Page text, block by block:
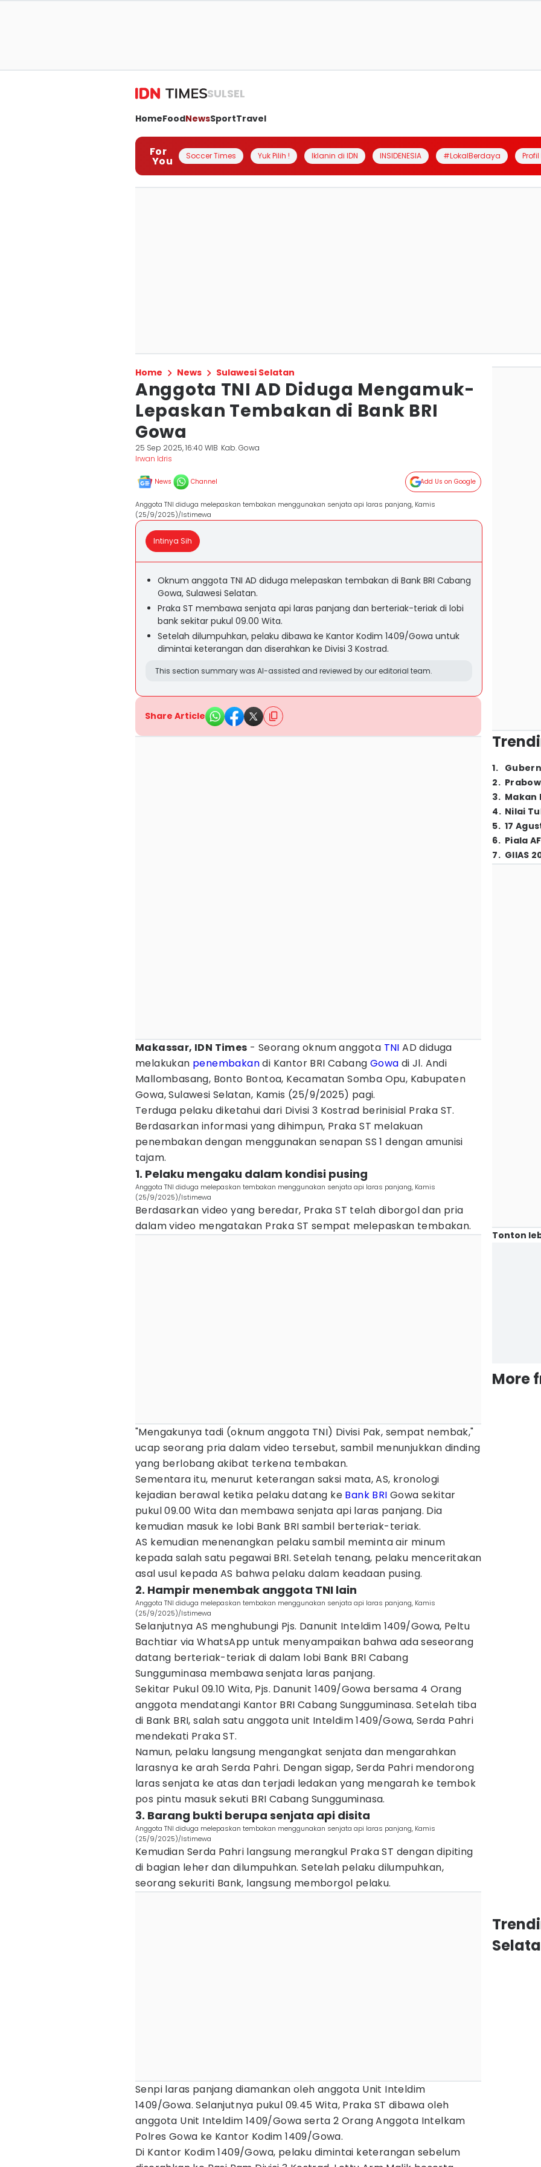
SULSEL
HomeFoodNewsSportTravel
For
You Soccer Times Yuk Pilih ! Iklanin di IDN INSIDENESIA #LokalBerdaya
Home News Sulawesi Selatan
Anggota TNI AD Diduga Mengamuk-
Lepaskan Tembakan di Bank BRI
Gowa
25 Sep 2025, 16:40 WIB Kab. Gowa
Irwan Idris
News Channel Add Us on Google
Anggota TNI diduga melepaskan tembakan menggunakan senjata api laras panjang, Kamis
(25/9/2025)/Istimewa
Intinya Sih
Oknum anggota TNI AD diduga melepaskan tembakan di Bank BRI Cabang
Gowa, Sulawesi Selatan.
Praka ST membawa senjata api laras panjang dan berteriak-teriak di lobi
bank sekitar pukul 09.00 Wita.
Setelah dilumpuhkan, pelaku dibawa ke Kantor Kodim 1409/Gowa untuk
dimintai keterangan dan diserahkan ke Divisi 3 Kostrad.
This section summary was AI-assisted and reviewed by our editorial team.
Share Article
Makassar, IDN Times - Seorang oknum anggota TNI AD diduga
melakukan penembakandi Kantor BRI Cabang Gowa di Jl. Andi
Mallombasang, Bonto Bontoa, Kecamatan Somba Opu, Kabupaten
Gowa, Sulawesi Selatan, Kamis (25/9/2025) pagi.
Terduga pelaku diketahui dari Divisi 3 Kostrad berinisial Praka ST.
Berdasarkan informasi yang dihimpun, Praka ST melakuan
penembakan dengan menggunakan senapan SS 1 dengan amunisi
tajam.
1. Pelaku mengaku dalam kondisi pusing
Anggota TNI diduga melepaskan tembakan menggunakan senjata api laras panjang, Kamis
(25/9/2025)/Istimewa
Berdasarkan video yang beredar, Praka ST telah diborgol dan pria
dalam video mengatakan Praka ST sempat melepaskan tembakan.
"Mengakunya tadi (oknum anggota TNI) Divisi Pak, sempat nembak,"
ucap seorang pria dalam video tersebut, sambil menunjukkan dinding
yang berlobang akibat terkena tembakan.
Sementara itu, menurut keterangan saksi mata, AS, kronologi
kejadian berawal ketika pelaku datang ke Bank BRI Gowa sekitar
pukul 09.00 Wita dan membawa senjata api laras panjang. Dia
kemudian masuk ke lobi Bank BRI sambil berteriak-teriak.
AS kemudian menenangkan pelaku sambil meminta air minum
kepada salah satu pegawai BRI. Setelah tenang, pelaku menceritakan
asal usul kepada AS bahwa pelaku dalam keadaan pusing.
2. Hampir menembak anggota TNI lain
Anggota TNI diduga melepaskan tembakan menggunakan senjata api laras panjang, Kamis
(25/9/2025)/Istimewa
Selanjutnya AS menghubungi Pjs. Danunit Inteldim 1409/Gowa, Peltu
Bachtiar via WhatsApp untuk menyampaikan bahwa ada seseorang
datang berteriak-teriak di dalam lobi Bank BRI Cabang
Sungguminasa membawa senjata laras panjang.
Sekitar Pukul 09.10 Wita, Pjs. Danunit 1409/Gowa bersama 4 Orang
anggota mendatangi Kantor BRI Cabang Sungguminasa. Setelah tiba
di Bank BRI, salah satu anggota unit Inteldim 1409/Gowa, Serda Pahri
mendekati Praka ST.
Namun, pelaku langsung mengangkat senjata dan mengarahkan
larasnya ke arah Serda Pahri. Dengan sigap, Serda Pahri mendorong
laras senjata ke atas dan terjadi ledakan yang mengarah ke tembok
pos pintu masuk sekuti BRI Cabang Sungguminasa.
3. Barang bukti berupa senjata api disita
Anggota TNI diduga melepaskan tembakan menggunakan senjata api laras panjang, Kamis
(25/9/2025)/Istimewa
Kemudian Serda Pahri langsung merangkul Praka ST dengan dipiting
di bagian leher dan dilumpuhkan. Setelah pelaku dilumpuhkan,
seorang sekuriti Bank, langsung memborgol pelaku.
Senpi laras panjang diamankan oleh anggota Unit Inteldim
1409/Gowa. Selanjutnya pukul 09.45 Wita, Praka ST dibawa oleh
anggota Unit Inteldim 1409/Gowa serta 2 Orang Anggota Intelkam
Polres Gowa ke Kantor Kodim 1409/Gowa.
Di Kantor Kodim 1409/Gowa, pelaku dimintai keterangan sebelum
1.
2.
3. Makan
4. Nilai
5. 17
6. Piala
7. GIIAS
Tonton
More